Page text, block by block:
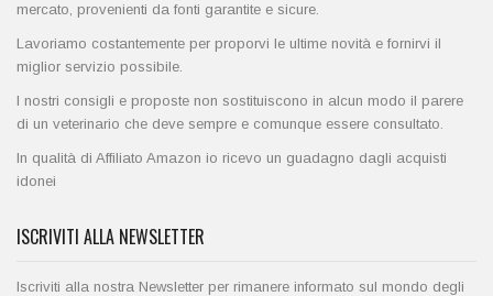
mercato, provenienti da fonti garantite e sicure.
Lavoriamo costantemente per proporvi le ultime novità e fornirvi il
miglior servizio possibile.
I nostri consigli e proposte non sostituiscono in alcun modo il parere
di un veterinario che deve sempre e comunque essere consultato.
In qualità di Affiliato Amazon io ricevo un guadagno dagli acquisti
idonei
ISCRIVITI ALLA NEWSLETTER
Iscriviti alla nostra Newsletter per rimanere informato sul mondo degli